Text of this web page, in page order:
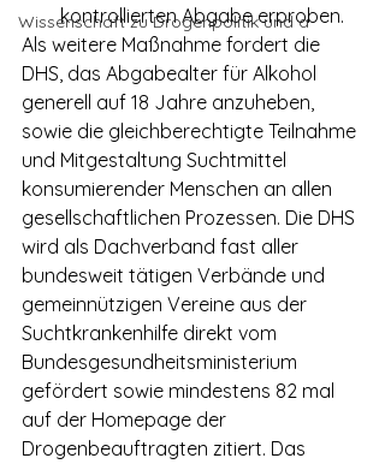
Wissenschaft zu Drogenpolitik und a
kontrollierten Abgabe erproben.
Als weitere Maßnahme fordert die
DHS, das Abgabealter für Alkohol
generell auf 18 Jahre anzuheben,
sowie die gleichberechtigte Teilnahme
und Mitgestaltung Suchtmittel
konsumierender Menschen an allen
gesellschaftlichen Prozessen. Die DHS
wird als Dachverband fast aller
bundesweit tätigen Verbände und
gemeinnützigen Vereine aus der
Suchtkrankenhilfe direkt vom
Bundesgesundheitsministerium
gefördert sowie mindestens 82 mal
auf der Homepage der
Drogenbeauftragten zitiert. Das